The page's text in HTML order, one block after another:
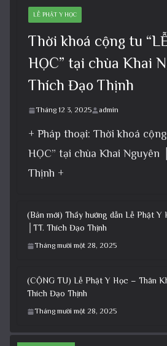
LỄ PHẬT Y HỌC
Thời khoá cộng tu
HỌC” tại chùa Khai
Thích Đạo Thịnh
Tháng 12 3, 2025 admin
+ Pháp thoại: Thời khoá
HỌC” tại chùa Khai Nguyên
Thịnh +
(Bản mới) Thầy hướng dẫn Lễ Phật Y
│TT. Thích Đạo Thịnh
Tháng mười một 28, 2025
(CỘNG TU) Lễ Phật Y Học – Thân
Thích Đạo Thịnh
Tháng mười một 28, 2025